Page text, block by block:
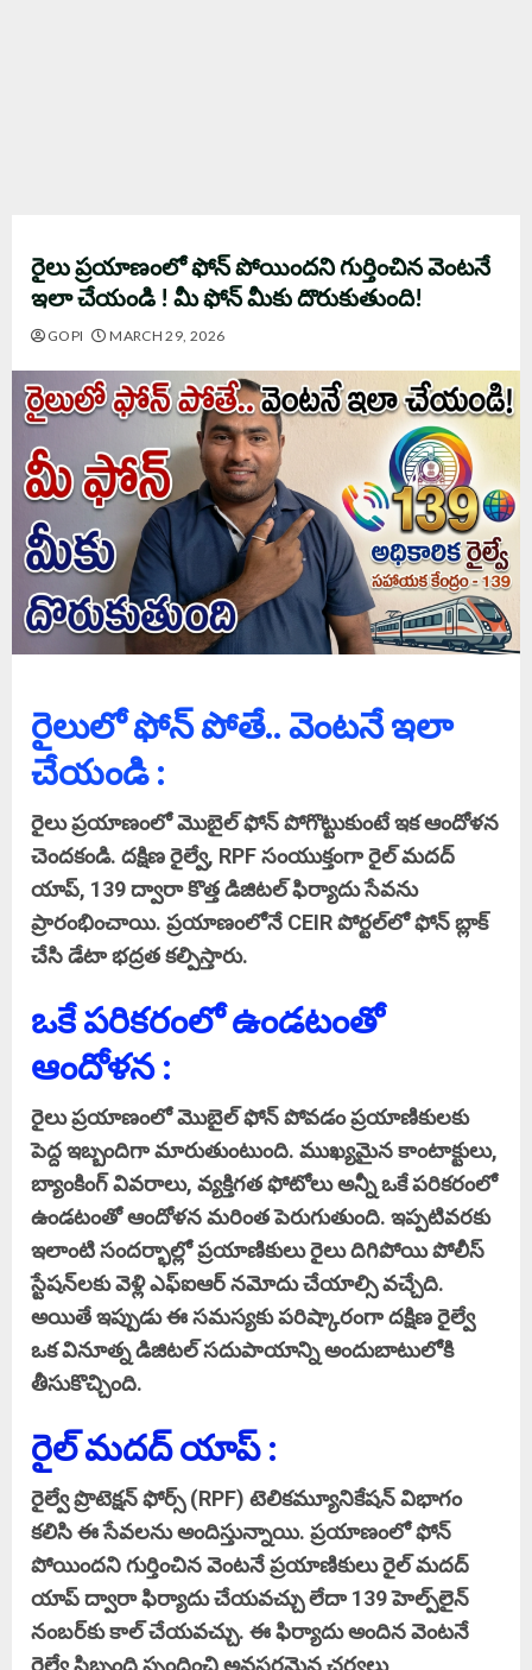
రైలు ప్రయాణంలో ఫోన్ పోయిందని గుర్తించిన వెంటనే
ఇలా చేయండి ! మీ ఫోన్‌ మీకు దొరుకుతుంది!
GOPI MARCH 29, 2026
రైలులో ఫోన్‌ పోతే.. వెంటనే ఇలా
చేయండి :
రైలు ప్రయాణంలో మొబైల్ ఫోన్ పోగొట్టుకుంటే ఇక ఆందోళన
చెందకండి. దక్షిణ రైల్వే, RPF సంయుక్తంగా రైల్‌ మదద్
యాప్, 139 ద్వారా కొత్త డిజిటల్ ఫిర్యాదు సేవను
ప్రారంభించాయి. ప్రయాణంలోనే CEIR పోర్టల్‌లో ఫోన్ బ్లాక్
చేసి డేటా భద్రత కల్పిస్తారు.
ఒకే పరికరంలో ఉండటంతో
ఆందోళన :
రైలు ప్రయాణంలో మొబైల్ ఫోన్ పోవడం ప్రయాణికులకు
పెద్ద ఇబ్బందిగా మారుతుంటుంది. ముఖ్యమైన కాంటాక్టులు,
బ్యాంకింగ్ వివరాలు, వ్యక్తిగత ఫోటోలు అన్నీ ఒకే పరికరంలో
ఉండటంతో ఆందోళన మరింత పెరుగుతుంది. ఇప్పటివరకు
ఇలాంటి సందర్భాల్లో ప్రయాణికులు రైలు దిగిపోయి పోలీస్
స్టేషన్‌లకు వెళ్లి ఎఫ్ఐఆర్ నమోదు చేయాల్సి వచ్చేది.
అయితే ఇప్పుడు ఈ సమస్యకు పరిష్కారంగా దక్షిణ రైల్వే
ఒక వినూత్న డిజిటల్ సదుపాయాన్ని అందుబాటులోకి
తీసుకొచ్చింది.
రైల్‌ మదద్‌ యాప్:
రైల్వే ప్రొటెక్షన్‌ ఫోర్స్‌ (RPF) టెలికమ్యూనికేషన్ విభాగం
కలిసి ఈ సేవలను అందిస్తున్నాయి. ప్రయాణంలో ఫోన్
పోయిందని గుర్తించిన వెంటనే ప్రయాణికులు రైల్‌ మదద్‌
యాప్ ద్వారా ఫిర్యాదు చేయవచ్చు లేదా 139 హెల్ప్‌లైన్
నంబర్‌కు కాల్ చేయవచ్చు. ఈ ఫిర్యాదు అందిన వెంటనే
రైల్వే సిబ్బంది స్పందించి అవసరమైన చర్యలు